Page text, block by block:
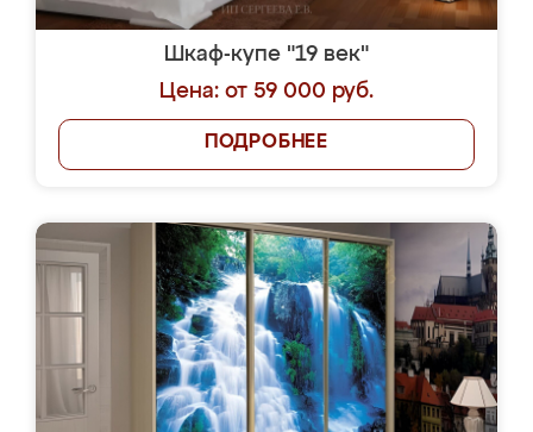
Шкаф-купе "19 век"
Цена: от 59 000 руб.
ПОДРОБНЕЕ